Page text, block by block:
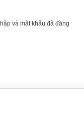
và mật khẩu đã đăng